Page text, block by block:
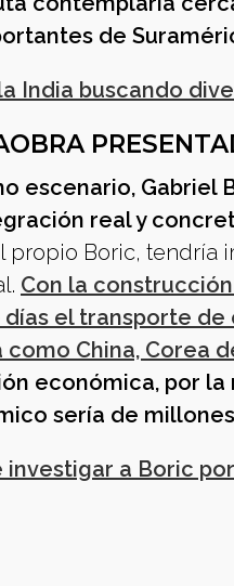
de
India buscando
escenario,
real y
Boric, tendría
Con la
el transporte
China, Corea
económica, por
sería de
investigar a Boric